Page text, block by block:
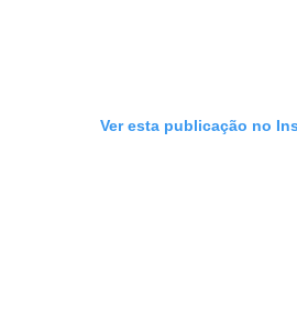
Ver esta publicação no